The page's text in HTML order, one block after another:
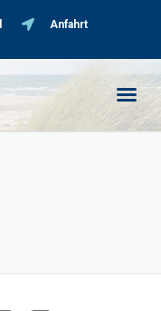
Anfahrt